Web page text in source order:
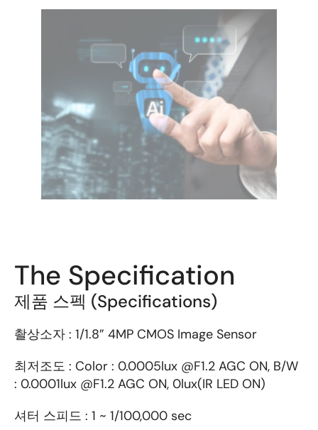
The Specification
제품 스펙 (Specifications)
촬상소자 : 1/1.8” 4MP CMOS Image Sensor
최저조도 : Color : 0.0005lux @F1.2 AGC ON, B/W
: 0.0001lux @F1.2 AGC ON, 0lux(IR LED ON)
셔터 스피드 : 1 ~ 1/100,000 sec